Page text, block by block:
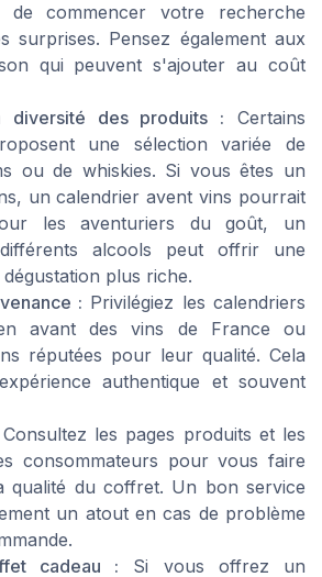
de commencer votre recherche
surprises. Pensez également aux
qui peuvent s'ajouter au coût
diversité des produits : Certains
une sélection variée de
ou de whiskies. Si vous êtes un
un calendrier avent vins pourrait
les aventuriers du goût, un
alcools peut offrir une
plus riche.
: Privilégiez les calendriers
avant des vins de France ou
réputées pour leur qualité. Cela
authentique et souvent
Consultez les pages produits et les
consommateurs pour vous faire
qualité du coffret. Un bon service
un atout en cas de problème
cadeau : Si vous offrez un